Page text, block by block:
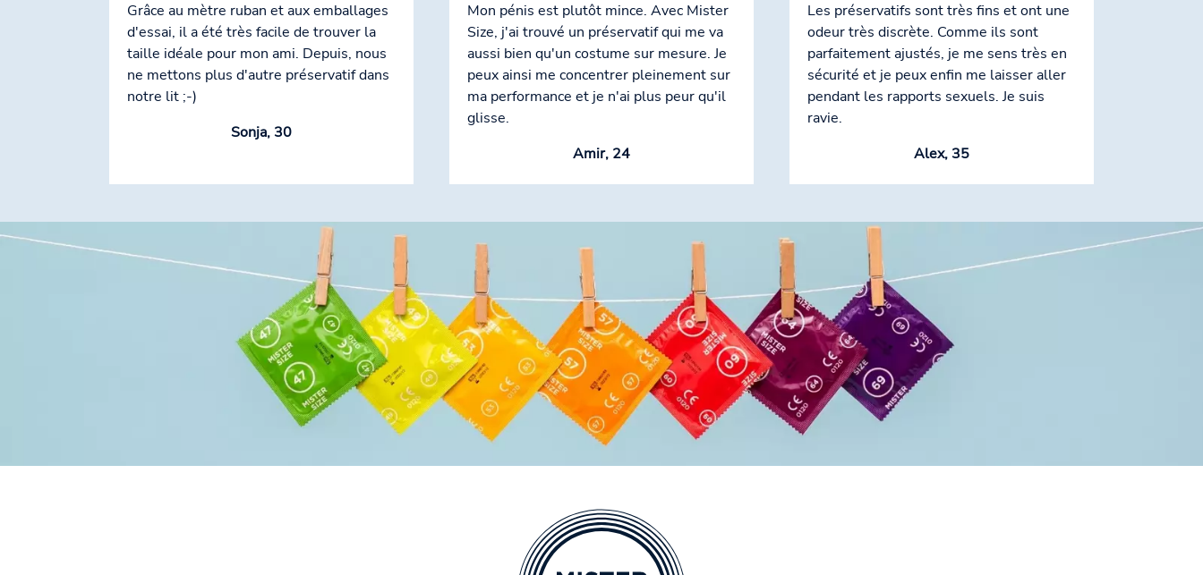
Grâce au mètre ruban et aux emballages
d'essai, il a été très facile de trouver la
taille idéale pour mon ami. Depuis, nous
ne mettons plus d'autre préservatif dans
notre lit ;-)
Sonja, 30
Mon pénis est plutôt mince. Avec Mister
Size, j'ai trouvé un préservatif qui me va
aussi bien qu'un costume sur mesure. Je
peux ainsi me concentrer pleinement sur
ma performance et je n'ai plus peur qu'il
glisse.
Amir, 24
Les préservatifs sont très fins et ont une
odeur très discrète. Comme ils sont
parfaitement ajustés, je me sens très en
sécurité et je peux enfin me laisser aller
pendant les rapports sexuels. Je suis
ravie.
Alex, 35